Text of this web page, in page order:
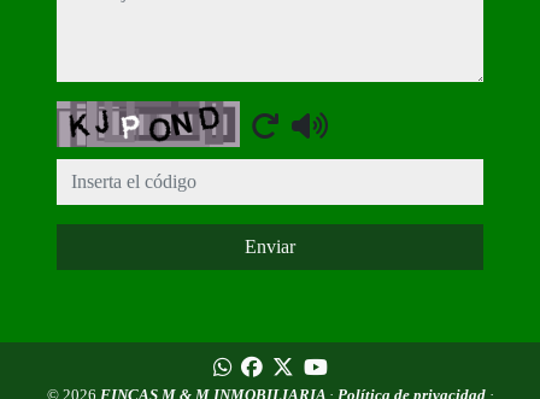
Captcha
Enviar
© 2026 FINCAS M & M INMOBILIARIA · Política de privacidad ·